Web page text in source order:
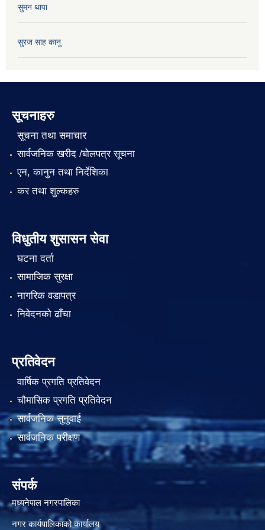
सुमन थापा
सुरज साह कानु
सूचनाहरु
सूचना तथा समाचार
सार्वजनिक खरीद /बोलपत्र सूचना
एन, कानुन तथा निर्देशिका
कर तथा शुल्कहरु
विधुतीय शुसासन सेवा
घटना दर्ता
सामाजिक सुरक्षा
नागरिक वडापत्र
निवेदनको ढाँचा
प्रतिवेदन
वार्षिक प्रगति प्रतिवेदन
चौमासिक प्रगति प्रतिवेदन
सार्वजनिक सुनुवाई
सार्वजनिक परीक्षण
संपर्क
मध्यनेपाल नगरपालिका
नगर कार्यपालिकाको कार्यालय